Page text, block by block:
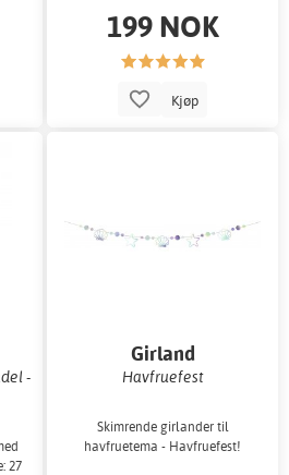
199 NOK
Kjøp
-
27
Girland
Havfruefest
Skimrende girlander til
havfruetema - Havfruefest!